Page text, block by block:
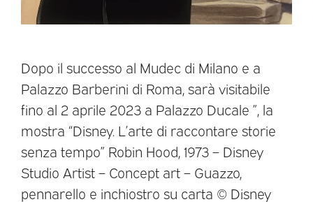
Dopo il successo al Mudec di Milano e a
Palazzo Barberini di Roma, sarà visitabile
fino al 2 aprile 2023 a Palazzo Ducale ”, la
mostra “Disney. L’arte di raccontare storie
senza tempo” Robin Hood, 1973 – Disney
Studio Artist – Concept art – Guazzo,
pennarello e inchiostro su carta © Disney